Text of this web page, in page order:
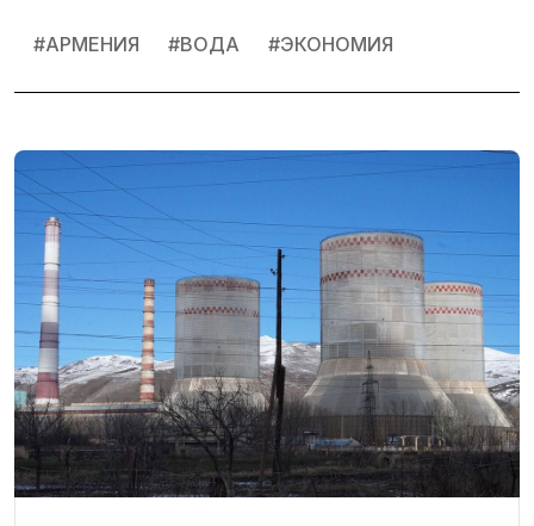
#АРМЕНИЯ #ВОДА #ЭКОНОМИЯ